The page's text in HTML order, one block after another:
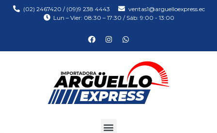
(02) 2467420 / (09)9 238 4443
ventas1@arguelloexpress.ec
Lun – Vier: 08:30 – 17:30 / Sáb: 9:00 - 13:00